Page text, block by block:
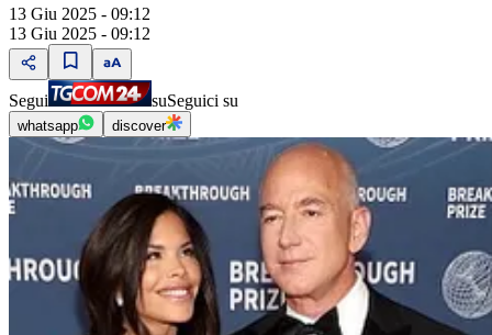
13 Giu 2025 - 09:12
13 Giu 2025 - 09:12
Segui suSeguici su
whatsapp discover